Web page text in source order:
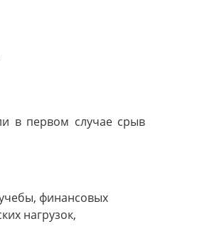
в первом случае срыв
финансовых
нагрузок,